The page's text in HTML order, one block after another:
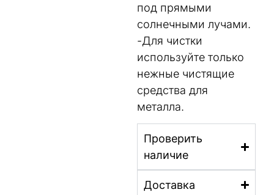
под прямыми
солнечными лучами.
-Для чистки
используйте только
нежные чистящие
средства для
металла.
Проверить
наличие
Доставка